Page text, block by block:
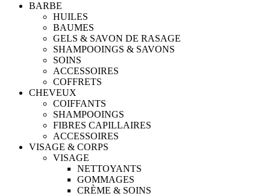
BARBE
HUILES
BAUMES
GELS & SAVON DE RASAGE
SHAMPOOINGS & SAVONS
SOINS
ACCESSOIRES
COFFRETS
CHEVEUX
COIFFANTS
SHAMPOOINGS
FIBRES CAPILLAIRES
ACCESSOIRES
VISAGE & CORPS
VISAGE
NETTOYANTS
GOMMAGES
CRÈME & SOINS